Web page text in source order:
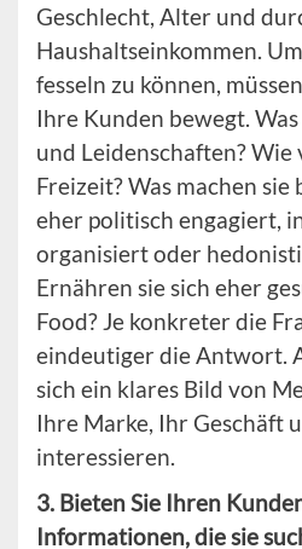
Geschlecht, Alter und
Haushaltseinkommen.
fesseln zu können,
Ihre Kunden bewegt.
und Leidenschaften?
Freizeit? Was machen sie
eher politisch engagiert,
organisiert oder
Ernähren sie sich eher
Food? Je konkreter die
eindeutiger die Antwort.
sich ein klares Bild von
Ihre Marke, Ihr Geschäft
interessieren.
3. Bieten Sie Ihren
Informationen, die sie